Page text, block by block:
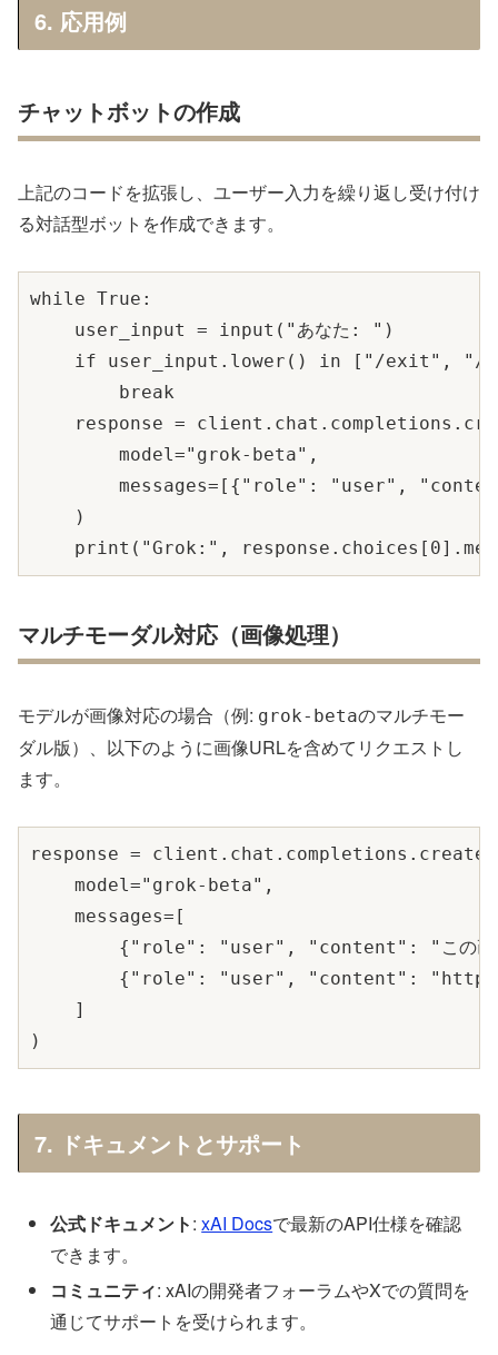
6. 応用例
チャットボットの作成
上記のコードを拡張し、ユーザー入力を繰り返し受け付け
る対話型ボットを作成できます。
while True:
    user_input = input("あなた: ")
if user_input.lower() in ["/exit", "/
        break
response =
        model="grok-beta",
messages=[{"role": "user",
    )
マルチモーダル対応（画像処理）
モデルが画像対応の場合（例: grok-betaのマルチモー
ダル版）、以下のように画像URLを含めてリクエストし
ます。
response = client.chat.completions.create(
    model="grok-beta",
    messages=[
{"role": "user", "content": "この画像
{"role": "user", "content":
    ]
7. ドキュメントとサポート
公式ドキュメント:xAI Docsで最新のAPI仕様を確認
できます。
コミュニティ: xAIの開発者フォーラムやXでの質問を
通じてサポートを受けられます。